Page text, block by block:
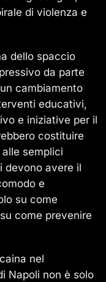
di violenza e
dello spaccio
da parte
cambiamento
educativi,
e iniziative per il
costituire
semplici
devono avere il
e
su come
come prevenire
nel
Napoli non è solo